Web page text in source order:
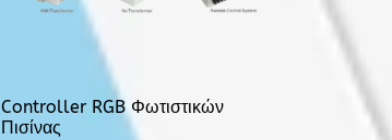
Controller RGB Φωτιστικών
Πισίνας